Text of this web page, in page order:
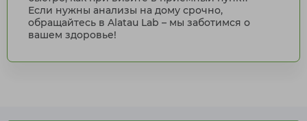
Если нужны анализы на дому срочно,
обращайтесь в Alatau Lab – мы заботимся о
вашем здоровье!